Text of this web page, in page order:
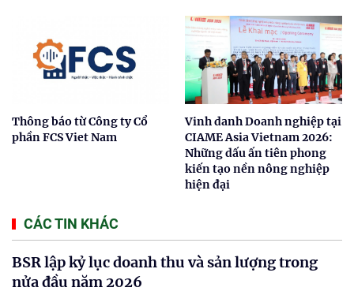
Thông báo từ Công ty Cổ
phần FCS Viet Nam
Vinh danh Doanh nghiệp tại
CIAME Asia Vietnam 2026:
Những dấu ấn tiên phong
kiến tạo nền nông nghiệp
hiện đại
CÁC TIN KHÁC
BSR lập kỷ lục doanh thu và sản lượng trong
nửa đầu năm 2026